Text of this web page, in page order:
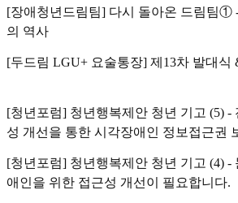
[장애청년드림팀] 다시 돌아온 드림팀①
의 역사
[두드림 LGU+ 요술통장] 제13차 발대식
[청년포럼] 청년행복제안 청년 기고 (5) -
성 개선을 통한 시각장애인 정보접근권
[청년포럼] 청년행복제안 청년 기고 (4) -
애인을 위한 접근성 개선이 필요합니다.